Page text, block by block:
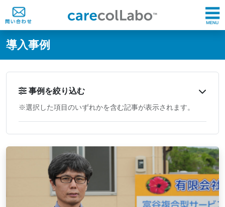
@ -0,0 +1,60 @@
導入事例
事例を絞り込む
※選択した項目のいずれかを含む記事が表示されます。